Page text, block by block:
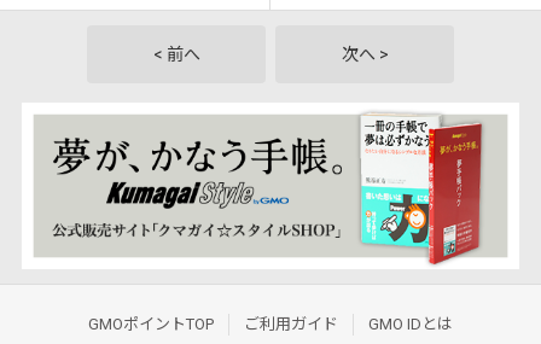
< 前へ 次へ >
GMOポイントTOP ご利用ガイド
GMO IDとは